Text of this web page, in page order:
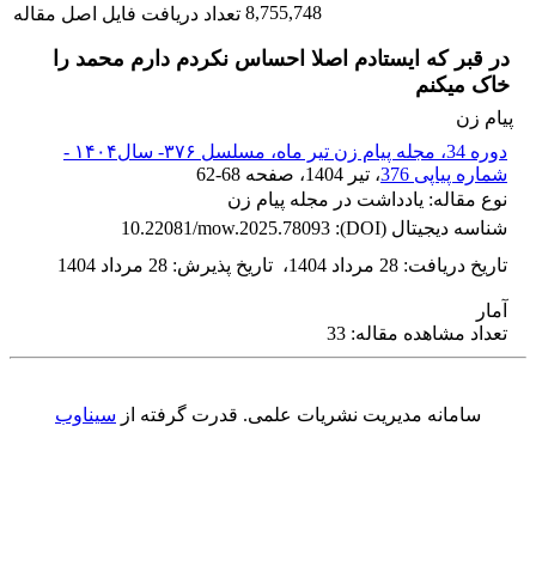
تعداد دریافت فایل اصل مقاله 8,755,748
در قبر که ایستادم اصلا احساس نکردم دارم محمد را
خاک میکنم
پیام زن
دوره 34، مجله پیام زن تیر ماه، مسلسل ۳۷۶- سال۱۴۰۴ -
شماره پیاپی 376
، تیر 1404 ، صفحه 62-68
نوع مقاله: یادداشت در مجله پیام زن
شناسه دیجیتال (DOI):
10.22081/mow.2025.78093
تاریخ دریافت: 28 مرداد 1404 ، تاریخ پذیرش: 28 مرداد 1404
آمار
تعداد مشاهده مقاله: 33
سامانه مدیریت نشریات علمی. قدرت گرفته از سیناوب